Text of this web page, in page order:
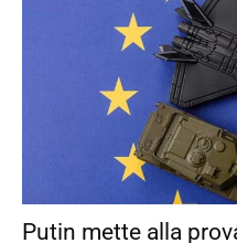
Putin mette alla